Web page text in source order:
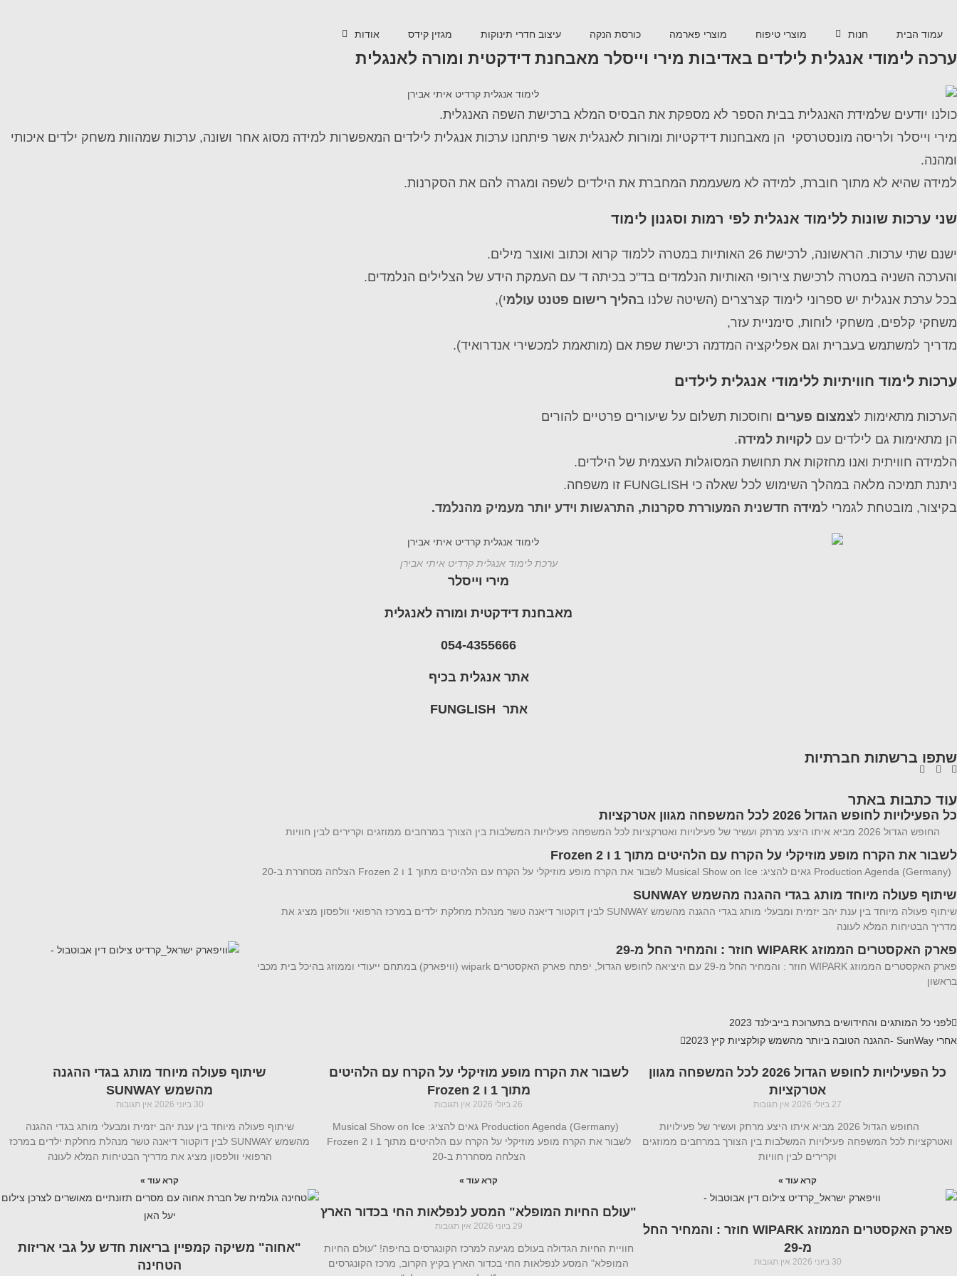
עמוד הבית חנות מוצרי טיפוח מוצרי פארמה כורסת הנקה עיצוב חדרי תינוקות מגזין קידס אודות
ערכה לימודי אנגלית לילדים באדיבות מירי וייסלר מאבחנת דידקטית ומורה לאנגלית
כולנו יודעים שלמידת האנגלית בבית הספר לא מספקת את הבסיס המלא ברכישת השפה האנגלית.
מירי וייסלר ולריסה מונסטרסקי הן מאבחנות דידקטיות ומורות לאנגלית אשר פיתחנו ערכות אנגלית לילדים המאפשרות למידה מסוג אחר ושונה, ערכות שמהוות משחק ילדים איכותי
ומהנה.
למידה שהיא לא מתוך חוברת, למידה לא משעממת המחברת את הילדים לשפה ומגרה להם את הסקרנות.
שני ערכות שונות ללימוד אנגלית לפי רמות וסגנון לימוד
ישנם שתי ערכות. הראשונה, לרכישת 26 האותיות במטרה ל
למוד קרוא וכתוב ואוצר מילים.
והערכה השניה במטרה לרכישת צירופי האותיות הנלמדים בד"כ בכיתה ד' עם העמקת הידע של הצלילים הנלמדים.
בכל ערכת אנגלית יש ספרוני לימוד קצרצרים (השיטה שלנו בהליך רישום פטנט עולמי),
משחקי קלפים, משחקי לוחות, סימניית עזר,
מדריך למשתמש בעברית וגם אפליקציה המדמה רכישת שפת אם (מותאמת למכשירי אנדרואיד).
ערכות לימוד חוויתיות ללימודי אנגלית לילדים
הערכות מתאימות לצמצום פערים וחוסכות תשלום על שיעורים פרטיים להורים
הן מתאימות גם לילדים עם לקויות למידה.
הלמידה חוויתית ואנו מחזקות את תחושת המסוגלות העצמית של הילדים.
ניתנת תמיכה מלאה במהלך השימוש לכל שאלה כי FUNGLISH זו משפחה.
בקיצור, מובטחת לגמרי למידה חדשנית המעוררת סקרנות, התרגשות וידע יותר מעמיק מהנלמד.
ערכת לימוד אנגלית קרדיט איתי אבירן
מירי וייסלר
מאבחנת דידקטית ומורה לאנגלית
054-4355666
אתראנגלית בכיף
אתר FUNGLISH
שתפו ברשתות חברתיות
עוד כתבות באתר
כל הפעילויות לחופש הגדול 2026 לכל המשפחה מגוון אטרקציות
החופש הגדול 2026 מביא איתו היצע מרתק ועשיר של פעילויות ואטרקציות לכל המשפחה פעילויות המשלבות בין הצורך במרחבים ממוזגים וקרירים לבין חוויות
לשבור את הקרח מופע מוזיקלי על הקרח עם הלהיטים מתוך 1 ו Frozen 2
שיתוף פעולה מיוחד מותג בגדי ההגנה מהשמש SUNWAY
שיתוף פעולה מיוחד בין ענת יהב יזמית ומבעלי מותג בגדי ההגנה מהשמש SUNWAY לבין דוקטור דיאנה טשר מנהלת מחלקת ילדים במרכז הרפואי וולפסון מציג את
מדריך הבטיחות המלא לעונה
פארק האקסטרים הממוזג WIPARK חוזר : והמחיר החל מ-29
פארק האקסטרים הממוזג WIPARK חוזר : והמחיר החל מ-29 עם היציאה לחופש הגדול, יפתח פארק האקסטרים wipark (וויפארק) במתחם ייעודי וממוזג בהיכל בית מכבי
בראשון
לפני כל המותגים והחידושים בתערוכת בייבילנד 2023
אחרי SunWay -ההגנה הטובה ביותר מהשמש קולקציות קיץ 2023
כל הפעילויות לחופש הגדול 2026 לכל המשפחה מגוון
אטרקציות
27 ביולי 2026 אין תגובות
החופש הגדול 2026 מביא איתו היצע מרתק ועשיר של פעילויות
ואטרקציות לכל המשפחה פעילויות המשלבות בין הצורך במרחבים ממוזגים
וקרירים לבין חוויות
קרא עוד »
לשבור את הקרח מופע מוזיקלי על הקרח עם הלהיטים
מתוך 1 ו Frozen 2
26 ביולי 2026 אין תגובות
Production Agenda (Germany) גאים להציג: Musical Show on Ice
לשבור את הקרח מופע מוזיקלי על הקרח עם הלהיטים מתוך 1 ו Frozen 2
הצלחה מסחררת ב-20
קרא עוד »
שיתוף פעולה מיוחד מותג בגדי ההגנה
מהשמש SUNWAY
30 ביוני 2026 אין תגובות
שיתוף פעולה מיוחד בין ענת יהב יזמית ומבעלי מותג בגדי ההגנה
מהשמש SUNWAY לבין דוקטור דיאנה טשר מנהלת מחלקת ילדים במרכז
הרפואי וולפסון מציג את מדריך הבטיחות המלא לעונה
קרא עוד »
פארק האקסטרים הממוזג WIPARK חוזר : והמחיר החל
מ-29
30 ביוני 2026 אין תגובות
"עולם החיות המופלא" המסע לנפלאות החי בכדור הארץ
29 ביוני 2026 אין תגובות
חוויית החיות הגדולה בעולם מגיעה למרכז הקונגרסים בחיפה! "עולם החיות
המופלא" המסע לנפלאות החי בכדור הארץ בקיץ הקרוב, מרכז הקונגרסים
"אחוה" משיקה קמפיין בריאות חדש על גבי אריזות
הטחינה